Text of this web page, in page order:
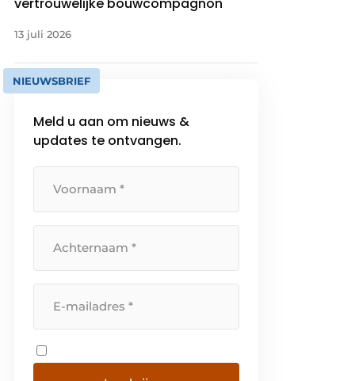
13 juli 2026
NIEUWSBRIEF
Meld u aan om nieuws &
updates te ontvangen.